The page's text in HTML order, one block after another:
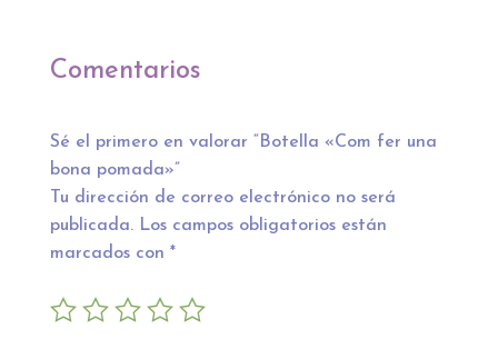
7,00 €
9,00 €
Comentarios
Sé el primero en valorar “Botella «Com fer una
bona pomada»”
Tu dirección de correo electrónico no será
publicada. Los campos obligatorios están
marcados con *